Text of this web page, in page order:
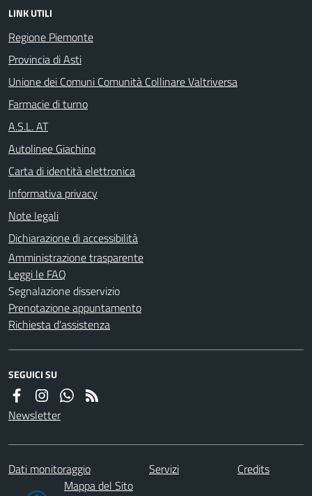
LINK UTILI
Regione Piemonte
Provincia di Asti
Unione dei Comuni Comunità Collinare Valtriversa
Farmacie di turno
A.S.L. AT
Autolinee Giachino
Carta di identità elettronica
Informativa privacy
Note legali
Dichiarazione di accessibilità
Amministrazione trasparente
Leggi le FAQ
Segnalazione disservizio
Prenotazione appuntamento
Richiesta d'assistenza
SEGUICI SU
Newsletter
Dati monitoraggio Servizi
Credits
Mappa del Sito